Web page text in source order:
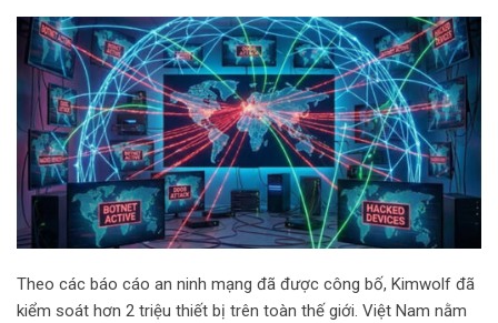
a
i
l
Theo các báo cáo an ninh mạng đã được công bố, Kimwolf đã
kiểm soát hơn 2 triệu thiết bị trên toàn thế giới. Việt Nam nằm